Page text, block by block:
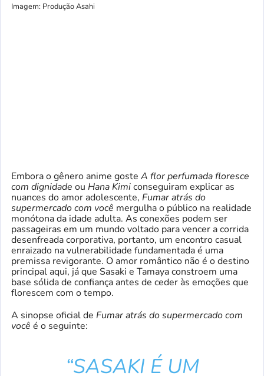
Imagem: Produção Asahi
Embora o gênero anime goste A flor perfumada floresce
com dignidade ou Hana Kimiconseguiram explicar as
nuances do amor adolescente, Fumar atrás do
supermercado com você mergulha o público na realidade
monótona da idade adulta. As conexões podem ser
passageiras em um mundo voltado para vencer a corrida
desenfreada corporativa, portanto, um encontro casual
enraizado na vulnerabilidade fundamentada é uma
premissa revigorante. O amor romântico não é o destino
principal aqui, já que Sasaki e Tamaya constroem uma
base sólida de confiança antes de ceder às emoções que
florescem com o tempo.
A sinopse oficial de Fumar atrás do supermercado com
você é o seguinte:
“SASAKI É UM